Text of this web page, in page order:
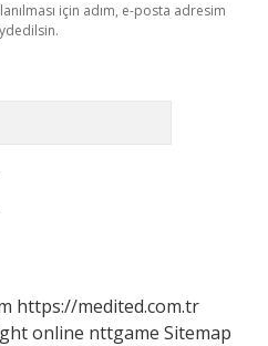
için adım, e-posta adresim
https://medited.com.tr
online nttgame Sitemap